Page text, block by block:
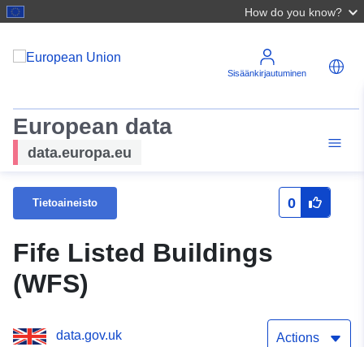
How do you know?
Sisäänkirjautuminen
European data
data.europa.eu
Tietoaineisto 0
Fife Listed Buildings
(WFS)
data.gov.uk Actions